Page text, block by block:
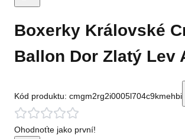
Boxerky Královské
Ballon Dor Zlatý Lev
Kód produktu: cmgm2rg2i0005l704c9kmehbi
Ohodnoťte jako první!